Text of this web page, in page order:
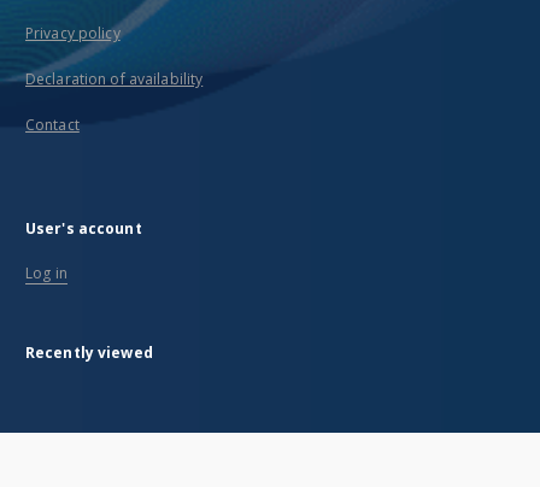
Privacy policy
Declaration of availability
Contact
User's account
Log in
Recently viewed